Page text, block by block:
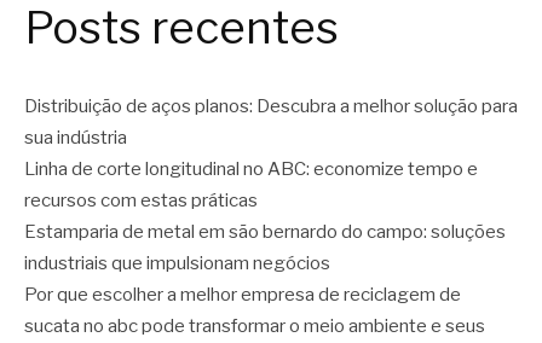
Posts recentes
Distribuição de aços planos: Descubra a melhor solução para
sua indústria
Linha de corte longitudinal no ABC: economize tempo e
recursos com estas práticas
Estamparia de metal em são bernardo do campo: soluções
industriais que impulsionam negócios
Por que escolher a melhor empresa de reciclagem de
sucata no abc pode transformar o meio ambiente e seus